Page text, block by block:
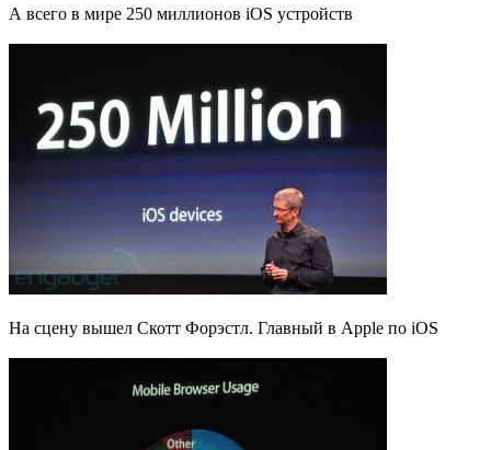
А всего в мире 250 миллионов iOS устройств
На сцену вышел Скотт Форэстл. Главный в Apple по iOS